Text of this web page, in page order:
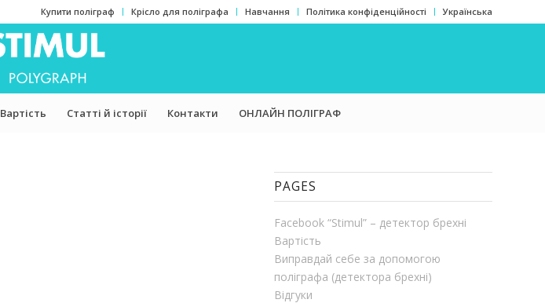
Купити поліграф Крісло для поліграфа Навчання Політика конфіденційності Українська
Вартість Статті й історії Контакти ОНЛАЙН ПОЛІГРАФ
PAGES
Facebook “Stimul” – детектор брехні
Вартість
Виправдай себе за допомогою
поліграфа (детектора брехні)
Відгуки